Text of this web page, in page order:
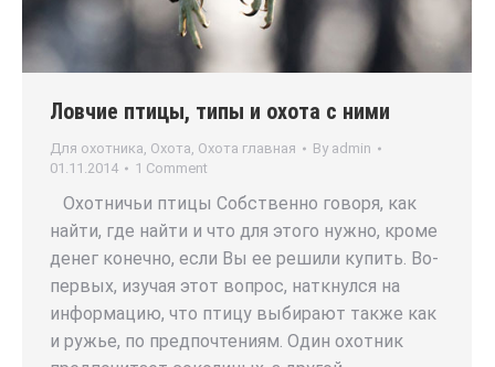
Ловчие птицы, типы и охота с ними
Для охотника Охота Охота главная By admin
01.11.2014
1 Comment
Охотничьи птицы Собственно говоря, как
найти, где найти и что для этого нужно, кроме
денег конечно, если Вы ее решили купить. Во-
первых, изучая этот вопрос, наткнулся на
информацию, что птицу выбирают также как
и ружье, по предпочтениям. Один охотник